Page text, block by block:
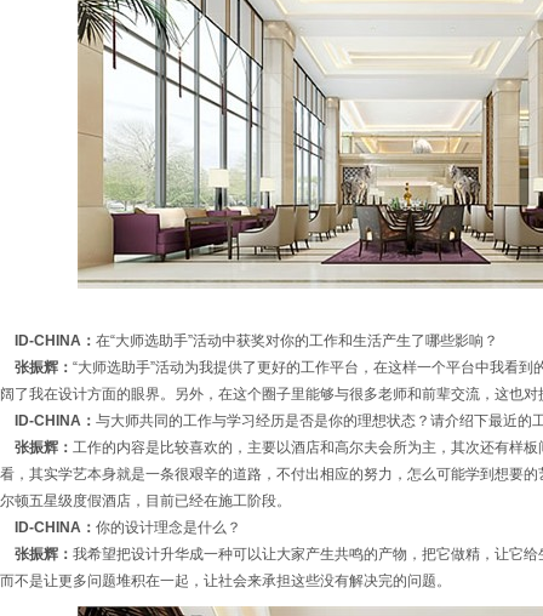
ID-CHINA： 在“大师选助手”活动中获奖对你的工作和生活产生了哪些影响？
张振辉： “大师选助手”活动为我提供了更好的工作平台，在这样一个平台中我看
阔了我在设计方面的眼界。另外，在这个圈子里能够与很多老师和前辈交流，这也
ID-CHINA： 与大师共同的工作与学习经历是否是你的理想状态？请介绍下最近的
张振辉： 工作的内容是比较喜欢的，主要以酒店和高尔夫会所为主，其次还有样
看，其实学艺本身就是一条很艰辛的道路，不付出相应的努力，怎么可能学到想要
尔顿五星级度假酒店，目前已经在施工阶段。
ID-CHINA： 你的设计理念是什么？
张振辉： 我希望把设计升华成一种可以让大家产生共鸣的产物，把它做精，让它
而不是让更多问题堆积在一起，让社会来承担这些没有解决完的问题。